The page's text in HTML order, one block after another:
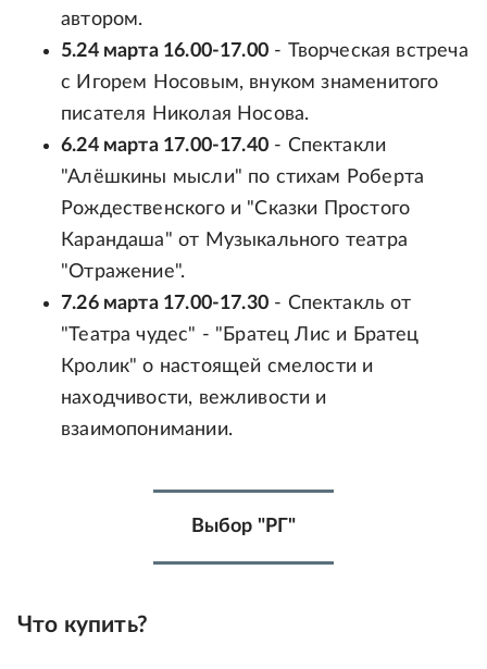
автором.
5.24 марта 16.00-17.00- Творческая встреча
с Игорем Носовым, внуком знаменитого
писателя Николая Носова.
6.24 марта 17.00-17.40- Спектакли
"Алёшкины мысли" по стихам Роберта
Рождественского и "Сказки Простого
Карандаша" от Музыкального театра
"Отражение".
7.26 марта 17.00-17.30- Спектакль от
"Театра чудес" - "Братец Лис и Братец
Кролик" о настоящей смелости и
находчивости, вежливости и
взаимопонимании.
Выбор "РГ"
Что купить?